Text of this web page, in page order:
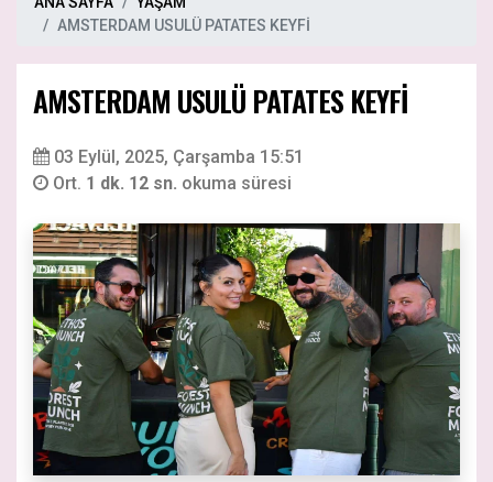
AMSTERDAM USULÜ PATATES KEYFİ
AMSTERDAM USULÜ PATATES KEYFİ
03 Eylül, 2025, Çarşamba 15:51
Ort. 1 dk. 12 sn. okuma süresi